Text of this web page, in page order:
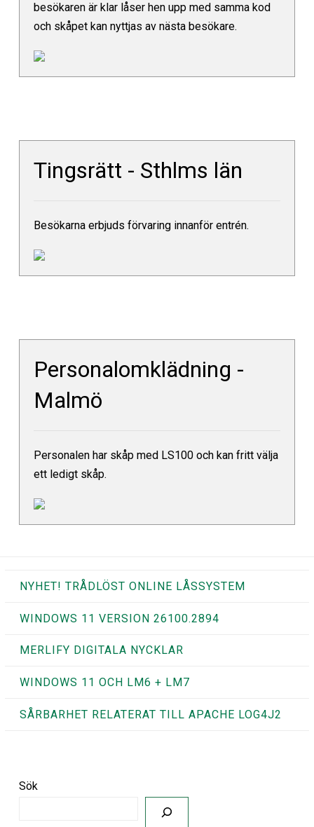
besökaren är klar låser hen upp med samma kod
och skåpet kan nyttjas av nästa besökare.
Tingsrätt - Sthlms län
Besökarna erbjuds förvaring innanför entrén.
Personalomklädning -
Malmö
Personalen har skåp med LS100 och kan fritt välja
ett ledigt skåp.
NYHET! TRÅDLÖST ONLINE LÅSSYSTEM
WINDOWS 11 VERSION 26100.2894
MERLIFY DIGITALA NYCKLAR
WINDOWS 11 OCH LM6 + LM7
SÅRBARHET RELATERAT TILL APACHE LOG4J2
Sök